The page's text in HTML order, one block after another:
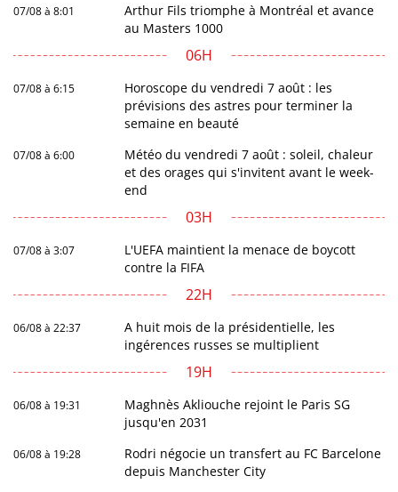
07/08 à 8:01
Arthur Fils triomphe à Montréal et avance
au Masters 1000
06H
07/08 à 6:15
Horoscope du vendredi 7 août : les
prévisions des astres pour terminer la
semaine en beauté
07/08 à 6:00
Météo du vendredi 7 août : soleil, chaleur
et des orages qui s'invitent avant le week-
end
03H
07/08 à 3:07
L'UEFA maintient la menace de boycott
contre la FIFA
22H
06/08 à 22:37
A huit mois de la présidentielle, les
ingérences russes se multiplient
19H
06/08 à 19:31
Maghnès Akliouche rejoint le Paris SG
jusqu'en 2031
06/08 à 19:28
Rodri négocie un transfert au FC Barcelone
depuis Manchester City